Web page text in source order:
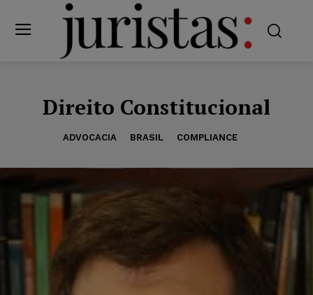
Direito Constitucional
ADVOCACIA BRASIL COMPLIANCE